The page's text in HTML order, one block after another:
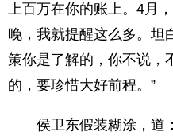
上百万在你的账上。4月
晚，我就提醒这么多。坦
策你是了解的，你不说，
的，要珍惜大好前程。”
侯卫东假装糊涂，道：